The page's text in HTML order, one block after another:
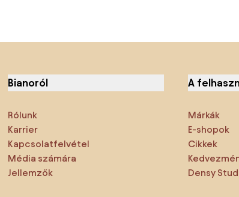
Bianoról
Rólunk
Karrier
Kapcsolatfelvétel
Média számára
Jellemzők
A
Márkák
E-shopok
Cikkek
Densy